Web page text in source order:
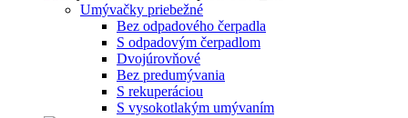
Umývačky priebežné
Bez odpadového čerpadla
S odpadovým čerpadlom
Dvojúrovňové
Bez predumývania
S rekuperáciou
S vysokotlakým umývaním